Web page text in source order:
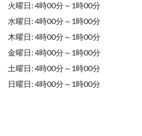
火曜日: 4時00分～1時00分
水曜日: 4時00分～1時00分
木曜日: 4時00分～1時00分
金曜日: 4時00分～1時00分
土曜日: 4時00分～1時00分
日曜日: 4時00分～1時00分